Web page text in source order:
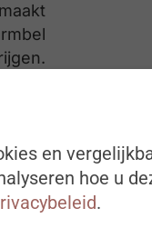
de
–
en
hoe u
.